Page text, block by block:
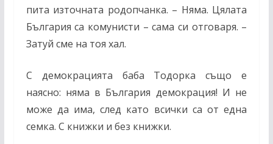
пита източната родопчанка. – Няма. Цялата
България са комунисти – сама си отговаря. –
Затуй сме на тоя хал.
С демокрацията баба Тодорка също е
наясно: няма в България демокрация! И не
може да има, след като всички са от една
семка. С книжки и без книжки.